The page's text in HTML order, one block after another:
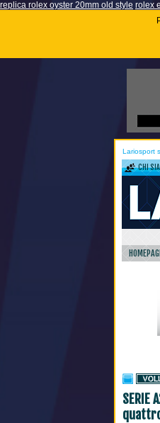
replica rolex oyster 20mm old style rolex
Lariosport
CHI
SERIE